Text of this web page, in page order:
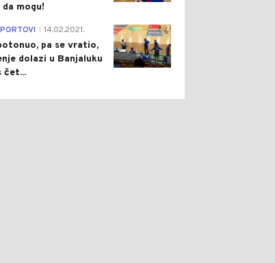
mogu!
3
14.02.2021.
pa se vratio,
dolazi u Banjaluku
čet...